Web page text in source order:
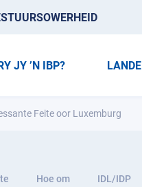
JY ’N IBP? LANDE
Feite oor Luxemburg
Hoe om IDL/IDP